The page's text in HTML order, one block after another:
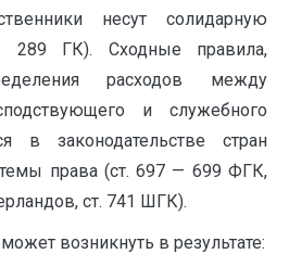
несут солидарную
289 ГК). Сходные правила,
расходов между
и служебного
в законодательстве стран
права (ст. 697 — 699 ФГК,
ст. 741 ШГК).
возникнуть в результате: